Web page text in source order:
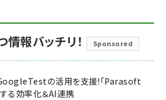
報バッチリ！ Sponsored
の活用を支援!「Parasoft
る効率化＆AI連携